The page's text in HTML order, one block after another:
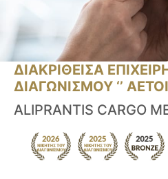
ΔΙΑΚΡΙΘΕΙΣΑ
ΔΙΑΓΩΝΙΣΜΟΥ ‘’ ΑΕΤΟΙ
ALIPRANTIS CARGO